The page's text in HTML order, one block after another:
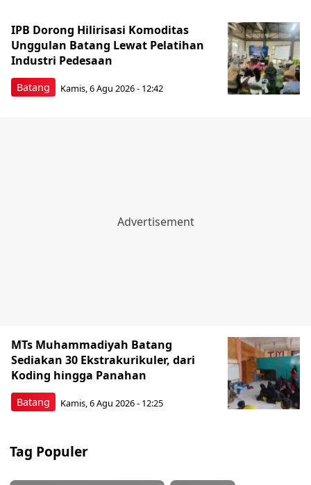
Batang
IPB Dorong Hilirisasi Komoditas
Unggulan Batang Lewat Pelatihan
Industri Pedesaan
Kamis, 6 Agu 2026 - 12:42
Batang
MTs Muhammadiyah Batang
Sediakan 30 Ekstrakurikuler, dari
Koding hingga Panahan
Kamis, 6 Agu 2026 - 12:25
Tag Populer